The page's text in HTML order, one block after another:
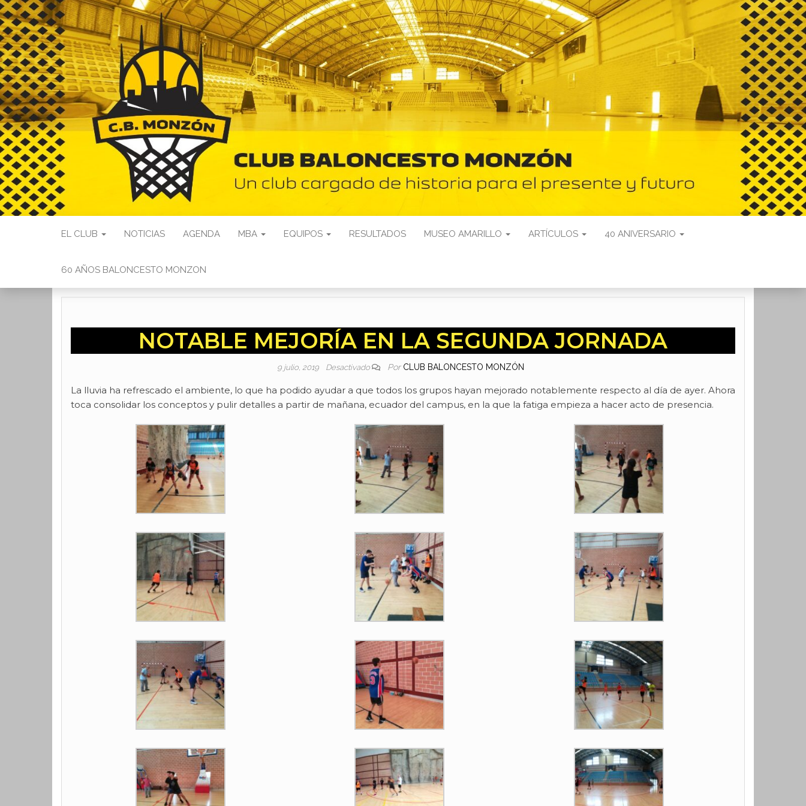
EL CLUB NOTICIAS AGENDA MBA EQUIPOS RESULTADOS MUSEO AMARILLO ARTÍCULOS 40 ANIVERSARIO
60 AÑOS BALONCESTO MONZON
NOTABLE MEJORÍA EN LA SEGUNDA JORNADA
9 julio, 2019 Desactivado Por CLUB BALONCESTO MONZÓN
La lluvia ha refrescado el ambiente, lo que ha podido ayudar a que todos los grupos hayan mejorado notablemente respecto al día de ayer. Ahora
toca consolidar los conceptos y pulir detalles a partir de mañana, ecuador del campus, en la que la fatiga empieza a hacer acto de presencia.